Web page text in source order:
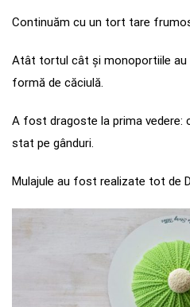
Continuăm cu un tort tare
Atât tortul cât și monoportiile
formă de căciulă.
A fost dragoste la prima vedere:
stat pe gânduri.
Mulajule au fost realizate tot de